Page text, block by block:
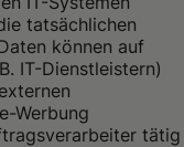
tatsächlichen
können auf
IT-Dienstleistern)
Werbung
tätig